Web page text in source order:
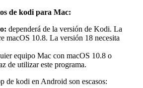
de kodi para Mac:
dependerá de la versión de Kodi. La
macOS 10.8. La versión 18 necesita
equipo Mac con macOS 10.8 o
de utilizar este programa.
de kodi en Android son escasos: